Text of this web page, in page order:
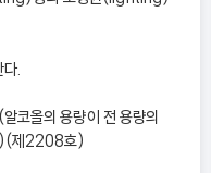
.
코올의 용량이 전 용량의
)(제2208호)